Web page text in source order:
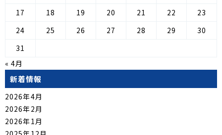
17
18 19 20 21 22
23
24
25 26 27 28 29
30
31
« 4月
新着情報
2026年4月
2026年2月
2026年1月